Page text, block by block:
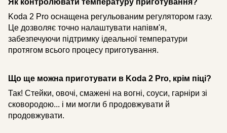
Koda 2 Pro оснащена регульованим регулятором газу.
Це дозволяє точно налаштувати напівм'я,
забезпечуючи підтримку ідеальної температури
протягом всього процесу приготування.
Що ще можна приготувати в Koda 2 Pro, крім піці?
Так! Стейки, овочі, смажені на вогні, соуси, гарніри зі
сковородою... і ми могли б продовжувати й
продовжувати.